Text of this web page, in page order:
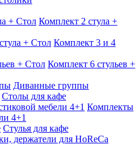
Комплект 2 стула +
Комплект 3 и 4
Комплект 6 стульев +
Диванные группы
Столы для кафе
Комплекты
4+1
Стулья для кафе